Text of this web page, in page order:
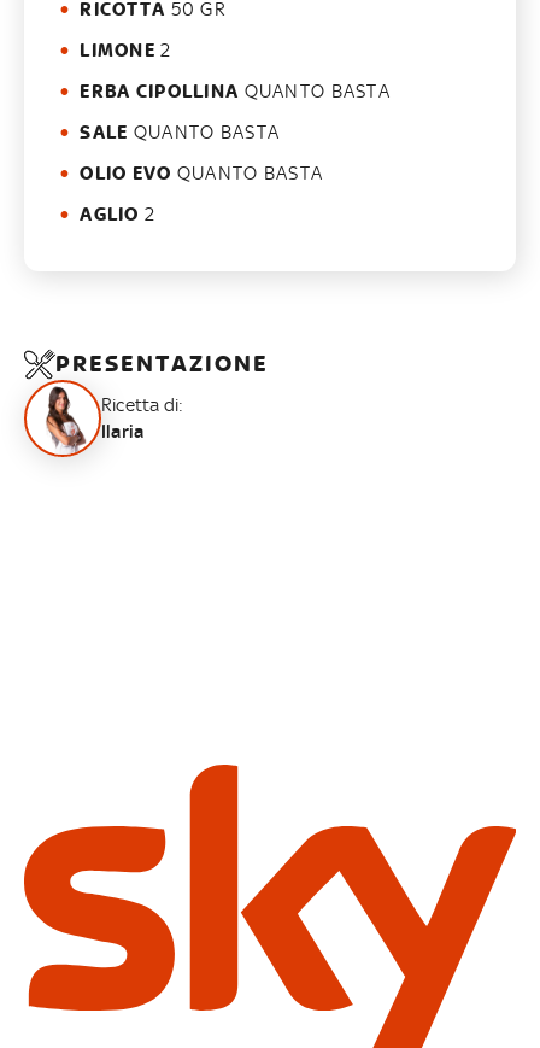
RICOTTA 50 GR
LIMONE 2
ERBA CIPOLLINA QUANTO BASTA
SALE QUANTO BASTA
OLIO EVO QUANTO BASTA
AGLIO 2
PRESENTAZIONE
Ricetta di:
Ilaria